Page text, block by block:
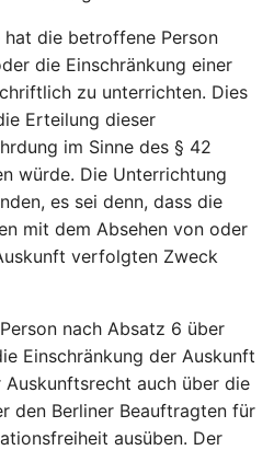
Artikel 41 DSGVO
Überwachung der
genehmigten
Verhaltensregeln
Artikel 42 DSGVO
Zertifizierung
die betroffene Person
die Einschränkung einer
zu unterrichten. Dies
Erteilung dieser
im Sinne des § 42
würde. Die Unterrichtung
es sei denn, dass die
mit dem Absehen von oder
verfolgten Zweck
nach Absatz 6 über
Einschränkung der Auskunft
auch über die
den Berliner Beauftragten für
ausüben. Der